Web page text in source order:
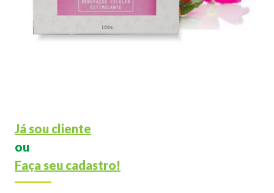
Já sou cliente
ou
Faça seu cadastro!